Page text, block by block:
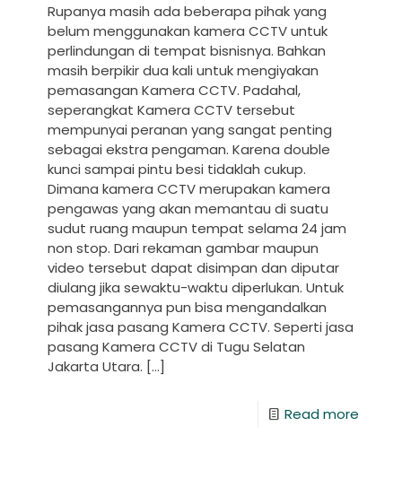
Rupanya masih ada beberapa pihak yang
belum menggunakan kamera CCTV untuk
perlindungan di tempat bisnisnya. Bahkan
masih berpikir dua kali untuk mengiyakan
pemasangan Kamera CCTV. Padahal,
seperangkat Kamera CCTV tersebut
mempunyai peranan yang sangat penting
sebagai ekstra pengaman. Karena double
kunci sampai pintu besi tidaklah cukup.
Dimana kamera CCTV merupakan kamera
pengawas yang akan memantau di suatu
sudut ruang maupun tempat selama 24 jam
non stop. Dari rekaman gambar maupun
video tersebut dapat disimpan dan diputar
diulang jika sewaktu-waktu diperlukan. Untuk
pemasangannya pun bisa mengandalkan
pihak jasa pasang Kamera CCTV. Seperti jasa
pasang Kamera CCTV di Tugu Selatan
Jakarta Utara. […]
Read more